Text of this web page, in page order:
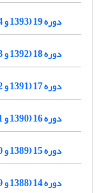
دوره 19 (1393 و 1394)
دوره 18 (1392 و 1393)
دوره 17 (1391 و 1392)
دوره 16 (1390 و 1391)
دوره 15 (1389 و 1390)
دوره 14 (1388 و 1389)